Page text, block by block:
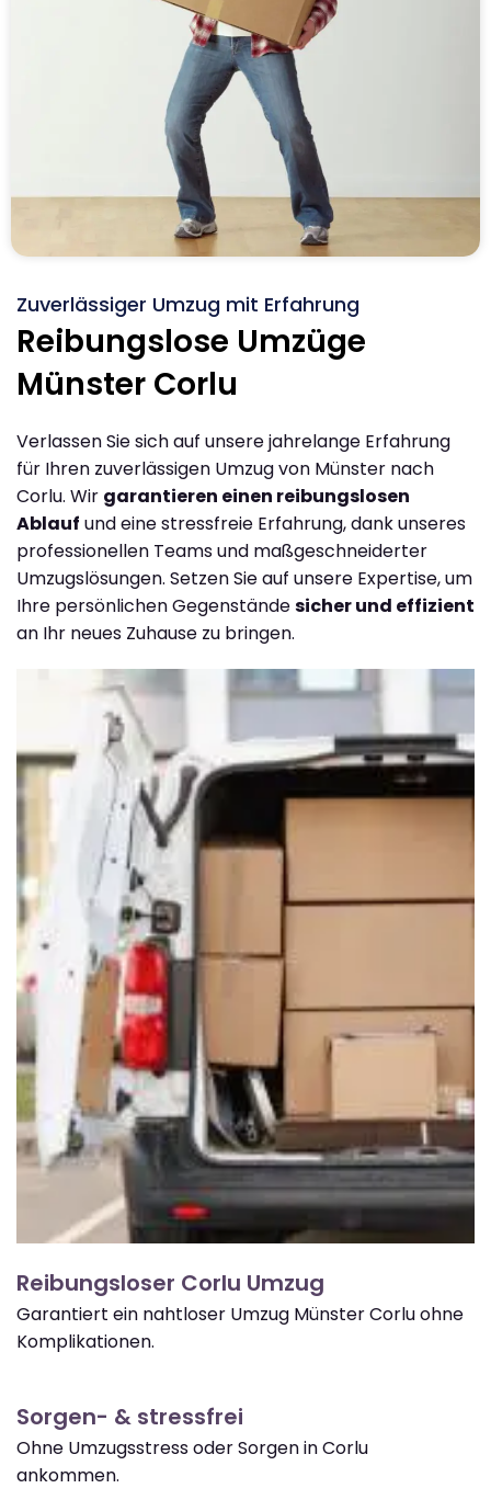
Zuverlässiger Umzug mit Erfahrung
Reibungslose Umzüge
Münster Corlu
Verlassen Sie sich auf unsere jahrelange Erfahrung
für Ihren zuverlässigen Umzug von Münster nach
Corlu. Wir garantieren einen reibungslosen
Ablauf und eine stressfreie Erfahrung, dank unseres
professionellen Teams und maßgeschneiderter
Umzugslösungen. Setzen Sie auf unsere Expertise, um
Ihre persönlichen Gegenständesicher und effizient
an Ihr neues Zuhause zu bringen.
Reibungsloser Corlu Umzug
Garantiert ein nahtloser Umzug Münster Corlu ohne
Komplikationen.
Sorgen- & stressfrei
Ohne Umzugsstress oder Sorgen in Corlu
ankommen.